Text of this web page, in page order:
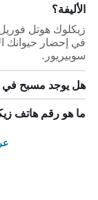
الأليفة؟
زيكلوك هوتل فوريل
في إحضار حيوانك
سوبيريور.
هل يوجد مسبح في
ما هو رقم هاتف